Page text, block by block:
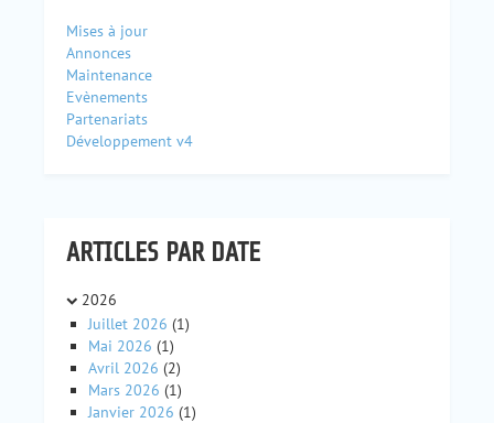
Mises à jour
Annonces
Maintenance
Evènements
Partenariats
Développement v4
ARTICLES PAR DATE
2026
Juillet 2026 (1)
Mai 2026 (1)
Avril 2026 (2)
Mars 2026 (1)
Janvier 2026 (1)